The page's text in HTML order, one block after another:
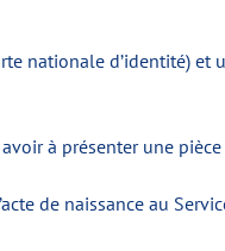
nationale d’identité) et
à présenter une
de naissance au